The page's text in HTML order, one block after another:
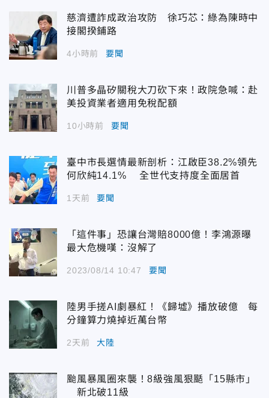
慈濟遭詐成政治攻防 徐巧芯：綠為陳時中
接閣揆鋪路
4小時前 要聞
川普多晶矽關稅大刀砍下來！政院急喊：赴
美投資業者適用免稅配額
10小時前 要聞
臺中市長選情最新剖析：江啟臣38.2%領先
何欣純14.1% 全世代支持度全面居首
1天前 要聞
「這件事」恐讓台灣賠8000億！李鴻源曝
最大危機嘆：沒解了
2023/08/14 10:47 要聞
陸男手搓AI劇暴紅！《歸墟》播放破億 每
分鐘算力燒掉近萬台幣
2天前 大陸
颱風暴風圈來襲！8級強風狠颳「15縣市」
新北破11級